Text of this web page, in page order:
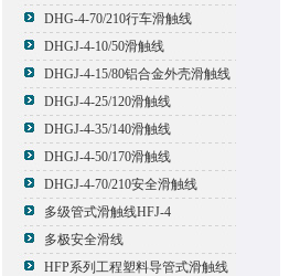
DHG-4-70/210行车滑触线
DHGJ-4-10/50滑触线
DHGJ-4-15/80铝合金外壳滑触线
DHGJ-4-25/120滑触线
DHGJ-4-35/140滑触线
DHGJ-4-50/170滑触线
DHGJ-4-70/210安全滑触线
多级管式滑触线HFJ-4
多极安全滑线
HFP系列工程塑料导管式滑触线